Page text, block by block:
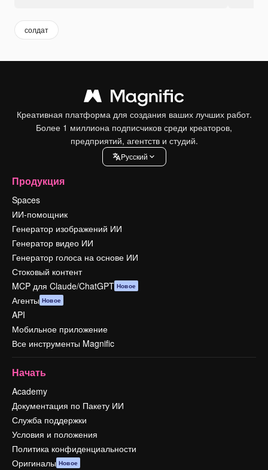
солдат
Креативная платформа для создания ваших лучших работ.
Более 1 миллиона подписчиков среди креаторов,
предприятий, агентств и студий.
Pусский
Продукция
Spaces
ИИ-помощник
Генератор изображений ИИ
Генератор видео ИИ
Генератор голоса на основе ИИ
Стоковый контент
MCP для Claude/ChatGPT Новое
Агенты Новое
API
Мобильное приложение
Все инструменты Magnific
Начать
Academy
Документация по Пакету ИИ
Служба поддержки
Условия и положения
Политика конфиденциальности
Оригиналы Новое